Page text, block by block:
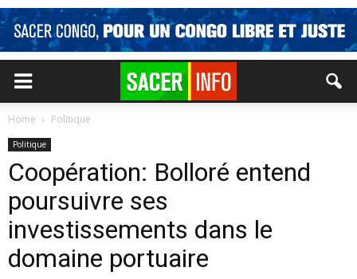
Home Politique
Politique
Coopération: Bolloré entend
poursuivre ses
investissements dans le
domaine portuaire